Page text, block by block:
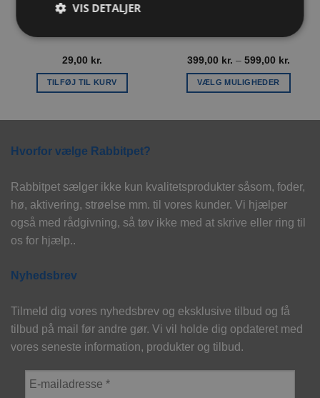
29,00 kr.
TILFØJ TIL KURV
399,00 kr. – 599,00 kr.
VÆLG MULIGHEDER
kan
vælges
på
Hvorfor vælge Rabbitpet?
Rabbitpet sælger ikke kun kvalitetsprodukter såsom, foder,
hø, aktivering, strøelse mm. til vores kunder. Vi hjælper
også med rådgivning, så tøv ikke med at skrive eller ring til
os for hjælp..
Nyhedsbrev
Tilmeld dig vores nyhedsbrev og eksklusive tilbud og få
tilbud på mail før andre gør. Vi vil holde dig opdateret med
vores seneste information, produkter og tilbud.
VIS DETALJER